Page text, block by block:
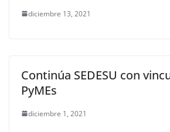
diciembre 13, 2021
Continúa SEDESU con
PyMEs
diciembre 1, 2021